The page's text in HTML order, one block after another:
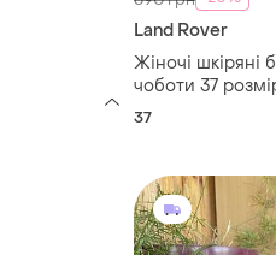
Land Rover
Жіночі шкіряні
чоботи 37
landrover
37